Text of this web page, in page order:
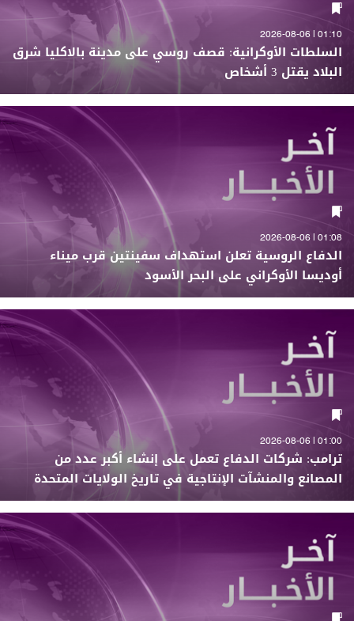
01:10 | 2026-08-06
السلطات الأوكرانية: قصف روسي على مدينة بالاكليا شرق
البلاد يقتل 3 أشخاص
01:08 | 2026-08-06
الدفاع الروسية تعلن استهداف سفينتين قرب ميناء
أوديسا الأوكراني على البحر الأسود
01:00 | 2026-08-06
ترامب: شركات الدفاع تعمل على إنشاء أكبر عدد من
المصانع والمنشآت الإنتاجية في تاريخ الولايات المتحدة